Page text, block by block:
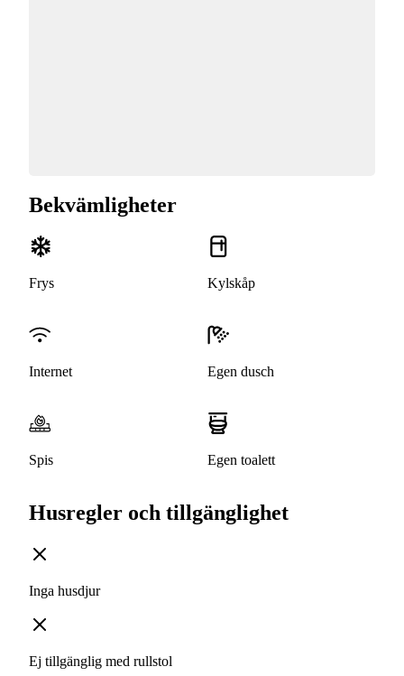
Bekvämligheter
Frys Kylskåp
Internet Egen dusch
Spis Egen toalett
Husregler och tillgänglighet
Inga husdjur
Ej tillgänglig med rullstol